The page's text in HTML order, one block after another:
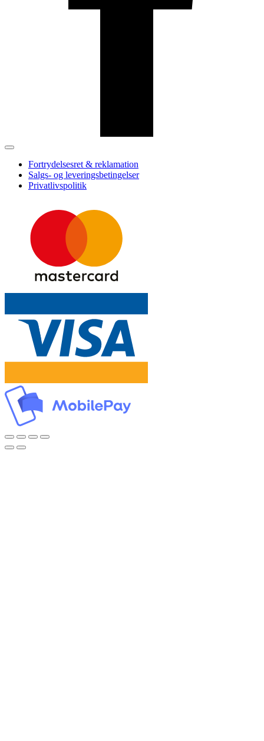
Fortrydelsesret & reklamation
Salgs- og leveringsbetingelser
Privatlivspolitik